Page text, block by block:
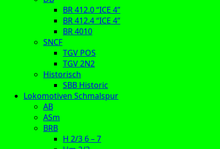
BR 412.0 “ICE 4”
BR 412.4 “ICE 4”
BR 4010
SNCF
TGV POS
TGV 2N2
Historisch
SBB Historic
Lokomotiven Schmalspur
AB
ASm
BRB
H 2/3 6 – 7